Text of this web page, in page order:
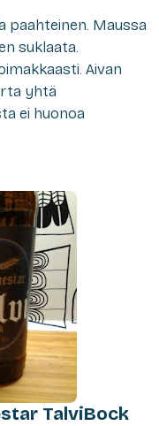
paahteinen. Maussa
suklaata.
Aivan
yhtä
ei huonoa
TalviBock